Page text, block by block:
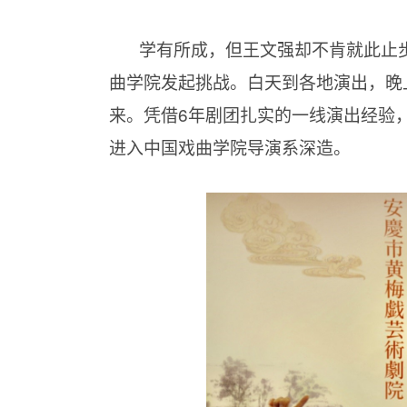
学有所成，但王文强却不肯就此
曲学院发起挑战。白天到各地演出，
来。凭借6年剧团扎实的一线演出经验
进入中国戏曲学院导演系深造。